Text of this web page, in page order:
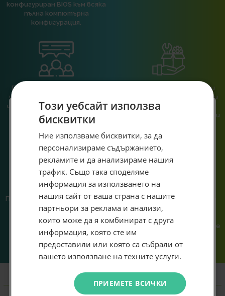
конфигуриран BIOS към всяка
пълна компютърна
конфигурация.
При нас говориш с реален
човек, не с чатбот, когато
имаш нужда от консултация
или справяне с проблем.
Сглобяваме, поддържаме и
обслужваме. Като магазин и
сервиз на едно място
гарантираме бърза реакция и
система.
Предлагаме различни методи
на плащане, включително
Ние сме малък екип и точно
затова поемаме лична
поръчка. Ако има проблем – не
го прехвърляме, а го
решаваме.
Информация
Този уебсайт използва
бисквитки
Ние използваме бисквитки, за да
персонализираме съдържанието,
рекламите и да анализираме нашия
трафик. Също така споделяме
информация за използването на
нашия сайт от ваша страна с нашите
партньори за реклама и анализи,
които може да я комбинират с друга
информация, която сте им
предоставили или която са събрали от
вашето използване на техните услуги.
ПРИЕМЕТЕ ВСИЧКИ
Специален подарък за
теб!
Абонирай се за ексклузивни седмични оферти и
специални предложения само за теб като
въведеш само email адрес и получи отстъпка от
първата ти поръчка.
Email
Не искам подарък